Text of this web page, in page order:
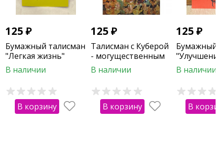
125₽
Бумажный талисман
"Легкая жизнь"
В наличии
В корзину
125₽
Талисман с Куберой
- могущественным
богом богатства
В наличии
В корзину
125₽
Бумажный
В наличии
В